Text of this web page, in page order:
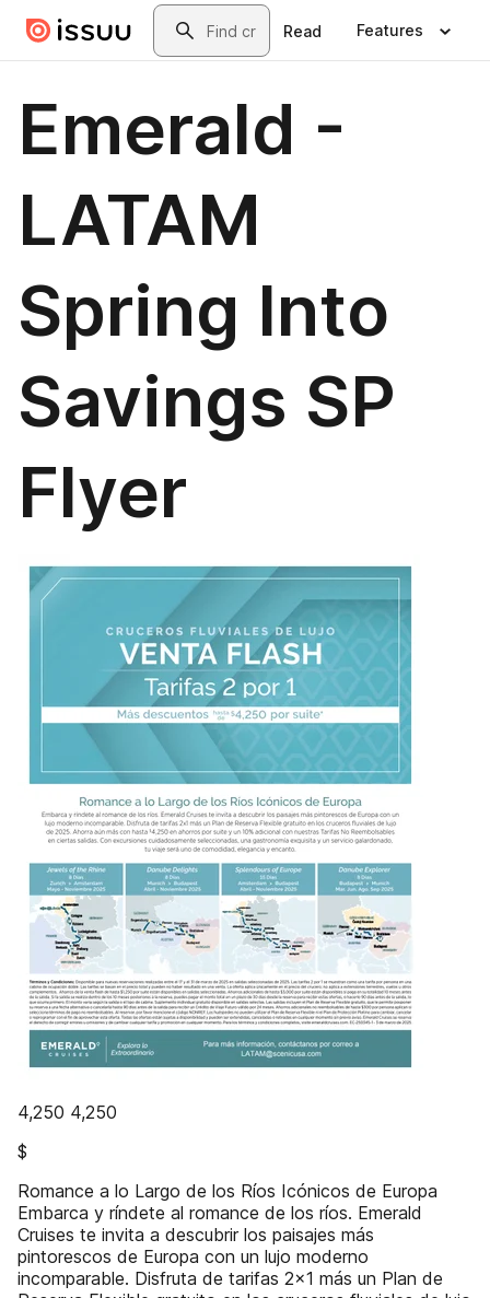
Skip to main contentSearch
Read Features
Emerald -
LATAM
Spring Into
Savings SP
Flyer
4,250 4,250
$
Romance a lo Largo de los Ríos Icónicos de Europa
Embarca y ríndete al romance de los ríos. Emerald
Cruises te invita a descubrir los paisajes más
pintorescos de Europa con un lujo moderno
incomparable. Disfruta de tarifas 2x1 más un Plan de